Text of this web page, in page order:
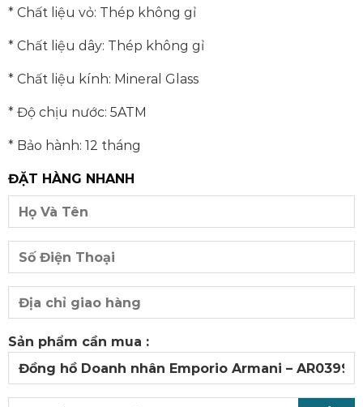
* Chất liệu vỏ: Thép không gỉ
* Chất liệu dây: Thép không gỉ
* Chất liệu kính: Mineral Glass
* Độ chịu nước: 5ATM
* Bảo hành: 12 tháng
ĐẶT HÀNG NHANH
Sản phẩm cần mua :